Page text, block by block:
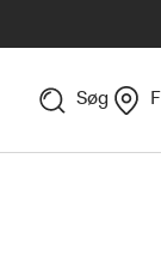
Søg